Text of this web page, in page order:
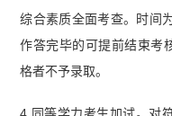
综合素质全面考查。时间
作答完毕的可提前结束考
格者不予录取。